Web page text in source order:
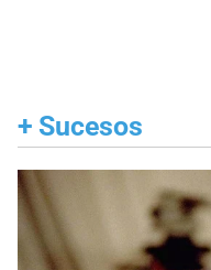
+ Sucesos